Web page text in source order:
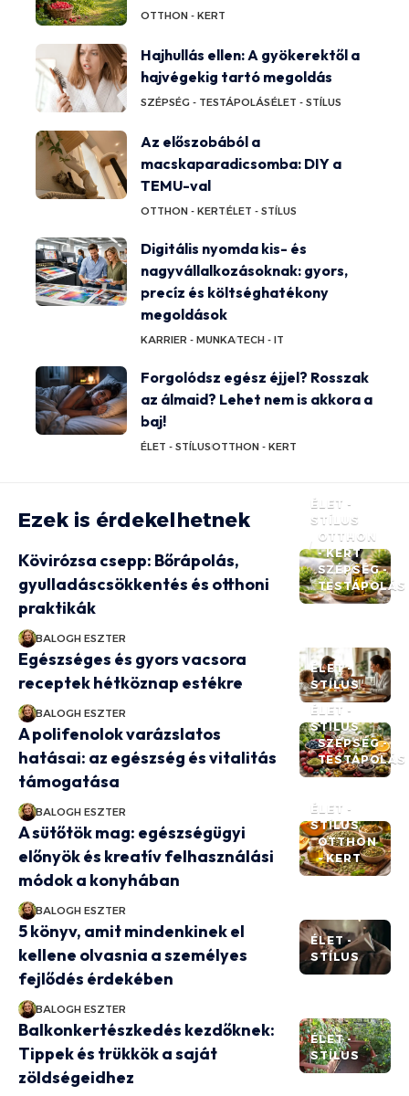
OTTHON - KERT
Hajhullás ellen: A gyökerektől a
hajvégekig tartó megoldás
SZÉPSÉG - TESTÁPOLÁSÉLET - STÍLUS
Az előszobából a
macskaparadicsomba: DIY a
TEMU-val
OTTHON - KERTÉLET - STÍLUS
Digitális nyomda kis- és
nagyvállalkozásoknak: gyors,
precíz és költséghatékony
megoldások
KARRIER - MUNKATECH - IT
Forgolódsz egész éjjel? Rosszak
az álmaid? Lehet nem is akkora a
baj!
ÉLET - STÍLUSOTTHON - KERT
Ezek is érdekelhetnek
ÉLET -
STÍLUS
OTTHON
- KERT
SZÉPSÉG -
TESTÁPOLÁS
Kövirózsa csepp: Bőrápolás,
gyulladáscsökkentés és otthoni
praktikák
BALOGH ESZTER
ÉLET -
STÍLUS
Egészséges és gyors vacsora
receptek hétköznap estékre
BALOGH ESZTER
ÉLET -
STÍLUS
SZÉPSÉG -
TESTÁPOLÁS
A polifenolok varázslatos
hatásai: az egészség és vitalitás
támogatása
BALOGH ESZTER
ÉLET -
STÍLUS
OTTHON
- KERT
A sütőtök mag: egészségügyi
előnyök és kreatív felhasználási
módok a konyhában
BALOGH ESZTER
ÉLET -
STÍLUS
5 könyv, amit mindenkinek el
kellene olvasnia a személyes
fejlődés érdekében
BALOGH ESZTER
ÉLET -
STÍLUS
Balkonkertészkedés kezdőknek:
Tippek és trükkök a saját
zöldségeidhez